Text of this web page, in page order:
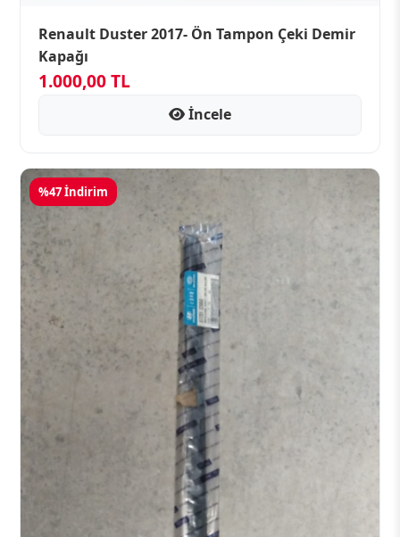
Renault Duster 2017- Ön Tampon Çeki Demir
Kapağı
1.000,00 TL
İncele
%47 İndirim